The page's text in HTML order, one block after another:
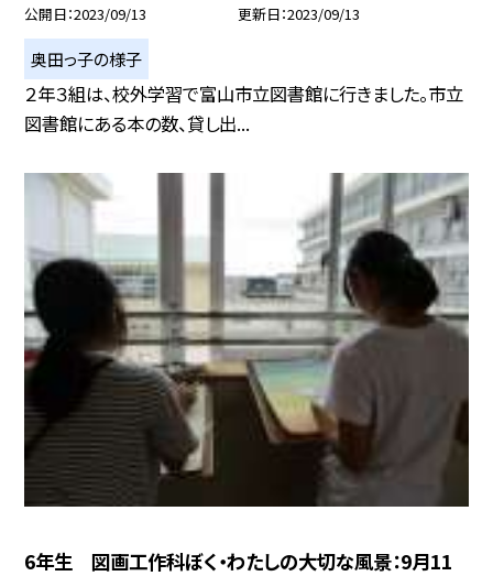
公開日 2023/09/13 更新日 2023/09/13
奥田っ子の様子
２年３組は、校外学習で富山市立図書館に行きました。市立
図書館にある本の数、貸し出...
6年生 図画工作科ぼく・わたしの大切な風景：9月11